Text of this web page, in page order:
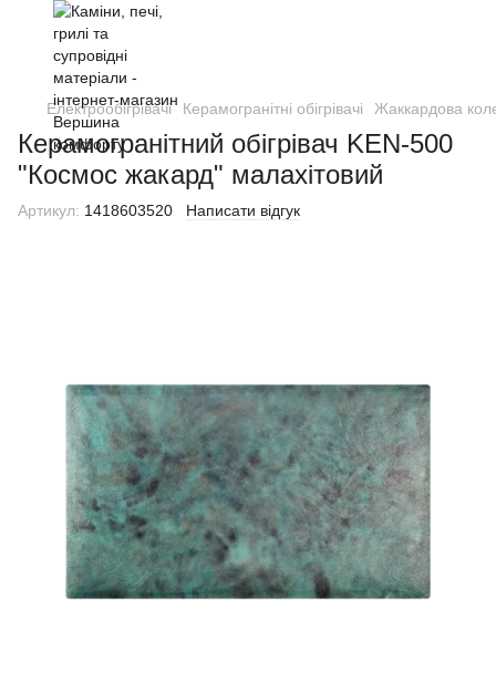
Електрообігрівачі Керамогранітні обігрівачі Жаккардова
Керамогранітний обігрівач KEN-500
"Космос жакард" малахітовий
Артикул: 1418603520 Написати відгук